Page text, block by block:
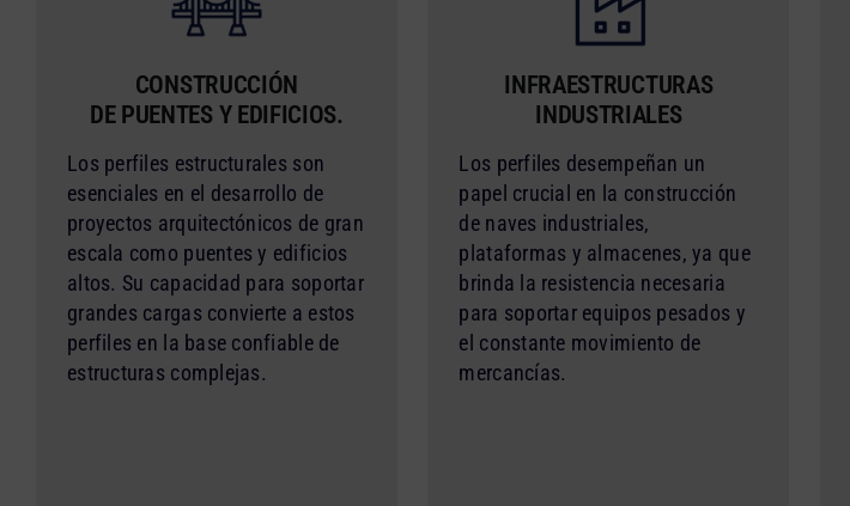
CONSTRUCCIÓN
DE PUENTES Y EDIFICIOS.
Los perfiles estructurales son
esenciales en el desarrollo de
proyectos arquitectónicos de gran
escala como puentes y edificios
altos. Su capacidad para soportar
grandes cargas convierte a estos
perfiles en la base confiable de
estructuras complejas.
INFRAESTRUCTURAS
INDUSTRIALES
Los perfiles desempeñan un
papel crucial en la construcción
de naves industriales,
plataformas y almacenes, ya que
brinda la resistencia necesaria
para soportar equipos pesados y
el constante movimiento de
mercancías.